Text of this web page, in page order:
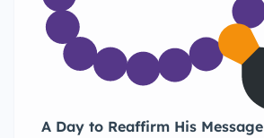
A Day to Reaffirm His Message